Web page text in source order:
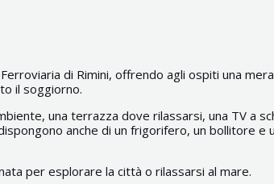
di Rimini, offrendo agli ospiti una
il soggiorno.
una terrazza dove rilassarsi, una TV a
anche di un frigorifero, un bollitore e
per esplorare la città o rilassarsi al mare.